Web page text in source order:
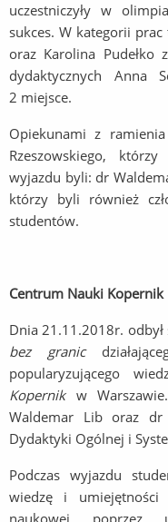
uczestniczyły w
sukces. W kategorii prac
oraz Karolina Pudełko
dydaktycznych Anna
2 miejsce.
Opiekunami z
Rzeszowskiego,
wyjazdu byli: dr
którzy byli również
studentów.
Centrum Nauki Kopernik
Dnia 21.11.2018r.
bez granic
popularyzującego
Kopernik w
Waldemar Lib oraz dr
Dydaktyki Ogólnej i
Podczas wyjazdu
wiedzę i umiejętności